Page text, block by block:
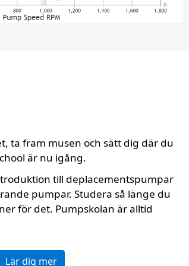
Two
ta fram musen och sätt dig där du
är nu igång.
till deplacementspumpar
pumpar. Studera så länge du
för det. Pumpskolan är alltid
Lär dig mer